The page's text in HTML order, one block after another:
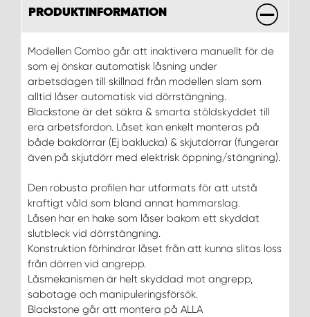
PRODUKTINFORMATION
Modellen Combo går att inaktivera manuellt för de
som ej önskar automatisk låsning under
arbetsdagen till skillnad från modellen slam som
alltid låser automatisk vid dörrstängning.
Blackstone är det säkra & smarta stöldskyddet till
era arbetsfordon. Låset kan enkelt monteras på
både bakdörrar (Ej baklucka) & skjutdörrar (fungerar
även på skjutdörr med elektrisk öppning/stängning).
Den robusta profilen har utformats för att utstå
kraftigt våld som bland annat hammarslag.
Låsen har en hake som låser bakom ett skyddat
slutbleck vid dörrstängning.
Konstruktion förhindrar låset från att kunna slitas loss
från dörren vid angrepp.
Låsmekanismen är helt skyddad mot angrepp,
sabotage och manipuleringsförsök.
Blackstone går att montera på ALLA
WORK SYSTEM ÖREBRO
WORK SYSTEM ÖSTERSUND